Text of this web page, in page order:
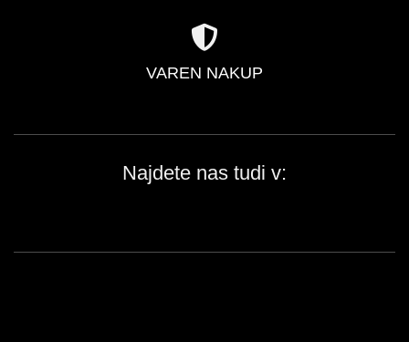
VAREN NAKUP
Najdete nas tudi v: